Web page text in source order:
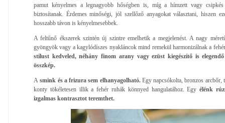
pamut kényelmes a legnagyobb hőségben is, míg a hímzett vagy csipkés
biztosítanak. Érdemes minőségi, jól szellőző anyagokat választani, hiszen
hosszabb távon is kényelmesebbek.
A feltűnő ékszerek szintén új szintre emelhetik a megjelenést. A nagy
gyöngyök vagy a kagylódíszes nyakláncok mind remekül harmonizálnak a
stílust kedveled, néhány finom arany vagy ezüst kiegészítő is
összkép.
A smink és a frizura sem elhanyagolható.Egy napcsókolta, bronzos arcbőr,
konty tökéletesen illik a fehér ruhák könnyed hangulatához. Egyélénk
izgalmas kontrasztot teremthet.